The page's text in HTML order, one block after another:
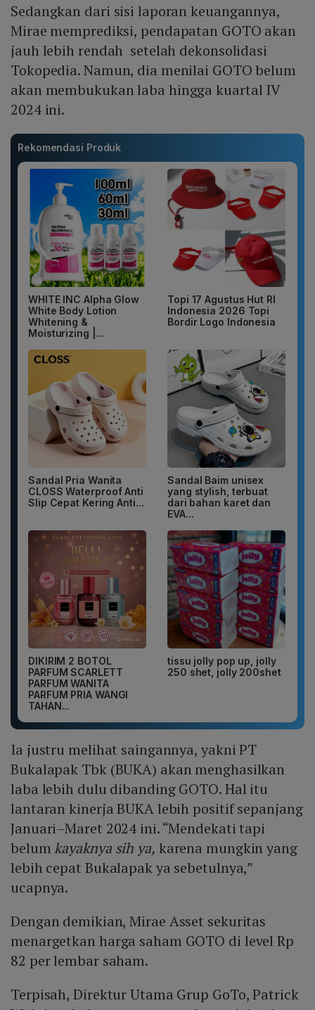
Sedangkan dari sisi laporan keuangannya,
Mirae memprediksi, pendapatan GOTO akan
jauh lebih rendah setelah dekonsolidasi
Tokopedia. Namun, dia menilai GOTO belum
akan membukukan laba hingga kuartal IV
2024 ini.
Rekomendasi Produk
WHITE INC Alpha Glow
White Body Lotion
Whitening &
Moisturizing |...
Topi 17 Agustus Hut RI
Indonesia 2026 Topi
Bordir Logo Indonesia
Sandal Pria Wanita
CLOSS Waterproof Anti
Slip Cepat Kering Anti...
Sandal Baim unisex
yang stylish, terbuat
dari bahan karet dan
EVA...
DIKIRIM 2 BOTOL
PARFUM SCARLETT
PARFUM WANITA
PARFUM PRIA WANGI
TAHAN...
tissu jolly pop up, jolly
250 shet, jolly 200shet
Ia justru melihat saingannya, yakni PT
Bukalapak Tbk (BUKA) akan menghasilkan
laba lebih dulu dibanding GOTO. Hal itu
lantaran kinerja BUKA lebih positif sepanjang
Januari–Maret 2024 ini. “Mendekati tapi
belumkayaknya sih ya, karena mungkin yang
lebih cepat Bukalapak ya sebetulnya,”
ucapnya.
Dengan demikian, Mirae Asset sekuritas
menargetkan harga saham GOTO di level Rp
82 per lembar saham.
Terpisah, Direktur Utama Grup GoTo, Patrick